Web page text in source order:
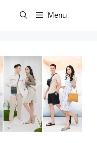
Menu